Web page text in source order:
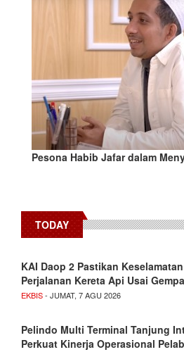
Pesona Habib Jafar dalam
TODAY
KAI Daop 2 Pastikan Keselamatan
Perjalanan Kereta Api Usai
EKBIS- JUMAT, 7 AGU 2026
Pelindo Multi Terminal Tanjung
Perkuat Kinerja Operasional